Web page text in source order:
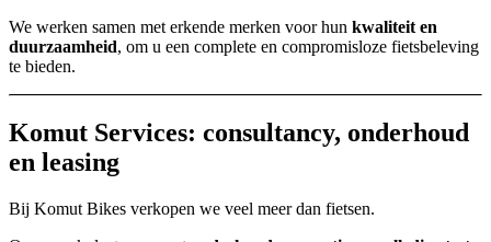
We werken samen met erkende merken voor hun kwaliteit en
duurzaamheid, om u een complete en compromisloze fietsbeleving
te bieden.
Komut Services: consultancy, onderhoud
en leasing
Bij Komut Bikes verkopen we veel meer dan fietsen.